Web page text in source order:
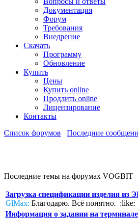
Документация
Форум
Требования
Внедрение
Скачать
Программу
Обновление
Купить
Цены
Купить online
Продлить online
Лицензирование
Контакты
Список форумов Последние
Последние темы на форумах VOGBIT
Загрузка спецификации изделия
GlMax: Благодарю. Всё понятно. :like:
Информация о задании на